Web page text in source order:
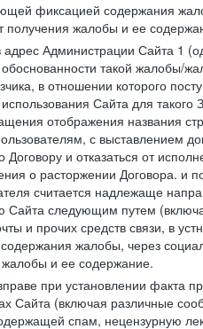
фиксацией содержания
получения жалобы и ее
Администрации Сайта 1
такой
в отношении которого
Сайта для
отображения названия
с выставлением
Договору и отказаться от
о расторжении Договора. и
считается надлежаще
Сайта следующим путем
и прочих средств связи, в
жалобы, через
жалобы и ее содержание.
при установлении факта
Сайта (включая различные
спам, нецензурную